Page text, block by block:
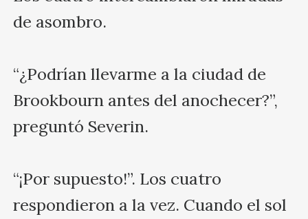
de asombro.
“¿Podrían llevarme a la ciudad de
Brookbourn antes del anochecer?”,
preguntó Severin.
“¡Por supuesto!”. Los cuatro
respondieron a la vez. Cuando el sol